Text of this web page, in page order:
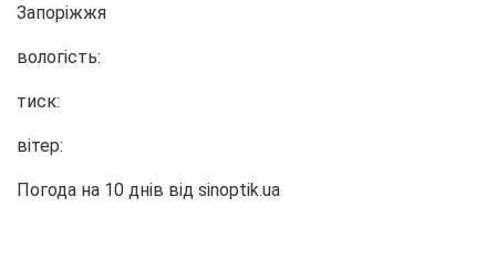
Запоріжжя
вологість:
тиск:
вітер:
Погода на 10 днів від sinoptik.ua